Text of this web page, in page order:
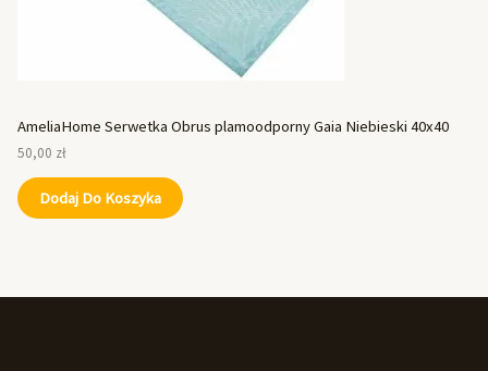
AmeliaHome Serwetka Obrus plamoodporny Gaia Niebieski 40x40
50,00 zł
Dodaj Do Koszyka